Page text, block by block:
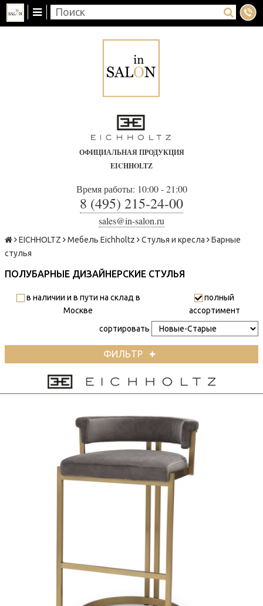
ОФИЦИАЛЬНАЯ ПРОДУКЦИЯ
EICHHOLTZ
Время работы: 10:00 - 21:00
8 (495) 215-24-00
sales@in-salon.ru
EICHHOLTZ Мебель Eichholtz Стулья и кресла
Барные
стулья
ПОЛУБАРНЫЕ ДИЗАЙНЕРСКИЕ СТУЛЬЯ
в наличии и в пути на склад в
Москве
полный
ассортимент
сортировать
ФИЛЬТР